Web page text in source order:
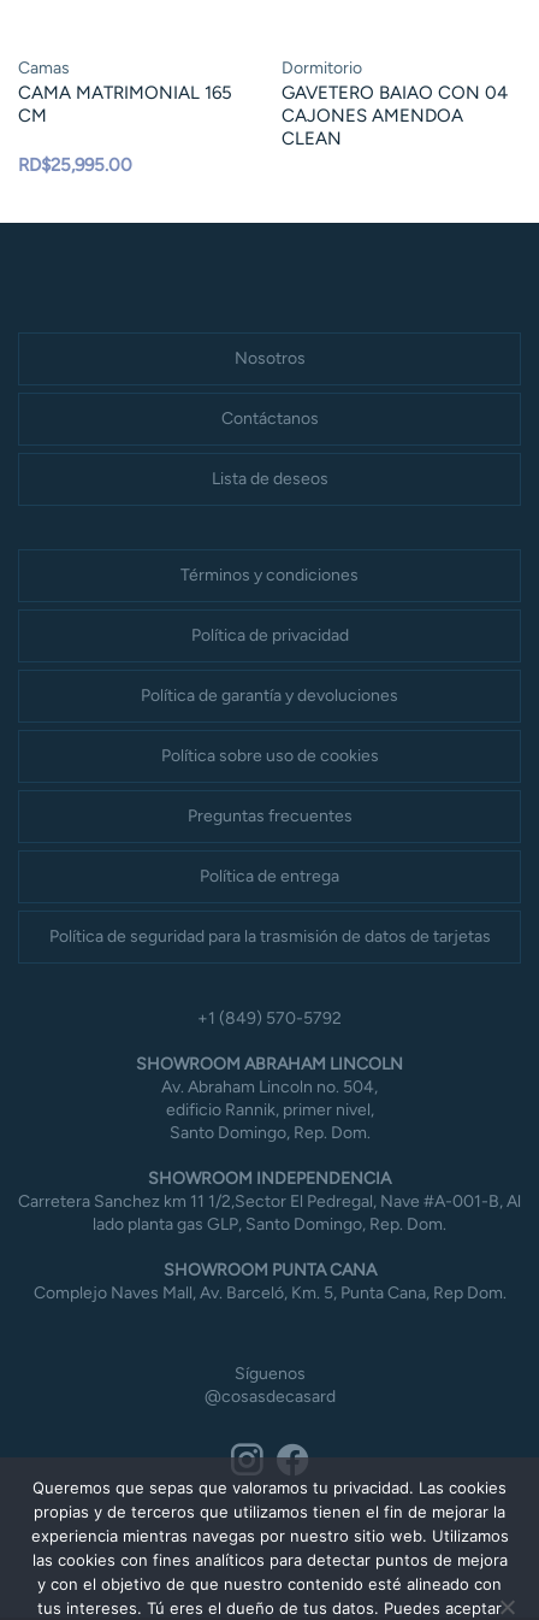
Camas
CAMA MATRIMONIAL 165
CM
RD$25,995.00
Dormitorio
GAVETERO BAIAO CON 04
CAJONES AMENDOA
CLEAN
Nosotros
Contáctanos
Lista de deseos
Términos y condiciones
Política de privacidad
Política de garantía y devoluciones
Política sobre uso de cookies
Preguntas frecuentes
Política de entrega
Política de seguridad para la trasmisión de datos de tarjetas
+1 (849) 570-5792
SHOWROOM ABRAHAM LINCOLN
Av. Abraham Lincoln no. 504,
edificio Rannik, primer nivel,
Santo Domingo, Rep. Dom.
SHOWROOM INDEPENDENCIA
Carretera Sanchez km 11 1/2,Sector El Pedregal, Nave #A-001-B, Al
lado planta gas GLP, Santo Domingo, Rep. Dom.
SHOWROOM PUNTA CANA
Complejo Naves Mall, Av. Barceló, Km. 5, Punta Cana, Rep Dom.
Síguenos
@cosasdecasard
Queremos que sepas que valoramos tu privacidad. Las cookies
propias y de terceros que utilizamos tienen el fin de mejorar la
experiencia mientras navegas por nuestro sitio web. Utilizamos
las cookies con fines analíticos para detectar puntos de mejora
y con el objetivo de que nuestro contenido esté alineado con
tus intereses. Tú eres el dueño de tus datos. Puedes aceptar